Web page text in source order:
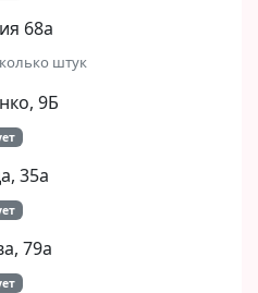
68а
штук
9Б​
35а
79а